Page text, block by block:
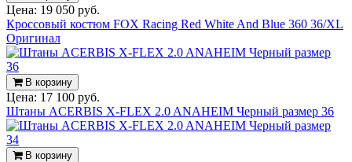
Цена: 19 050 руб.
Кроссовый костюм FOX Racing Red White And Blue 360 36/XL
Оригинал
В корзину
Цена: 17 100 руб.
Штаны ACERBIS X-FLEX 2.0 ANAHEIM Черный размер 36
В корзину